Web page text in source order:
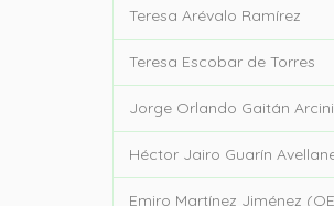
Teresa Arévalo Ramírez
Teresa Escobar de Torres
Jorge Orlando Gaitán
Héctor Jairo Guarín
Emiro Martínez Jiménez